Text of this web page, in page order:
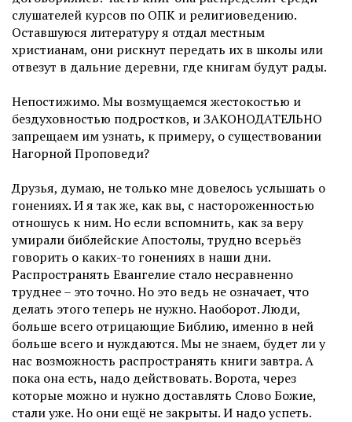
слушателей курсов по ОПК и религиоведению.
Оставшуюся литературу я отдал местным
христианам, они рискнут передать их в школы или
отвезут в дальние деревни, где книгам будут рады.
Непостижимо. Мы возмущаемся жестокостью и
бездуховностью подростков, и ЗАКОНОДАТЕЛЬНО
запрещаем им узнать, к примеру, о существовании
Нагорной Проповеди?
Друзья, думаю, не только мне довелось услышать о
гонениях. И я так же, как вы, с настороженностью
отношусь к ним. Но если вспомнить, как за веру
умирали библейские Апостолы, трудно всерьёз
говорить о каких-то гонениях в наши дни.
Распространять Евангелие стало несравненно
труднее – это точно. Но это ведь не означает, что
делать этого теперь не нужно. Наоборот. Люди,
больше всего отрицающие Библию, именно в ней
больше всего и нуждаются. Мы не знаем, будет ли у
нас возможность распространять книги завтра. А
пока она есть, надо действовать. Ворота, через
которые можно и нужно доставлять Слово Божие,
стали уже. Но они ещё не закрыты. И надо успеть.